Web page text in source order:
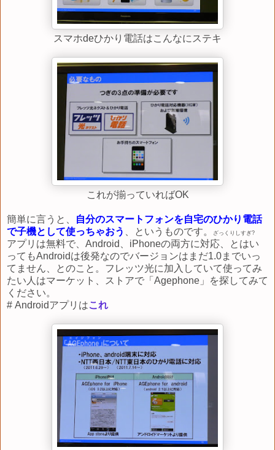
スマホdeひかり電話はこんなにステキ
これが揃っていればOK
簡単に言うと、
自分のスマートフォンを自宅のひかり電話
で子機として使っちゃおう
、というものです。 ざっくりしすぎ?
アプリは無料で、Android、iPhoneの両方に対応、とはい
ってもAndroidは後発なのでバージョンはまだ1.0までいっ
てません、とのこと。フレッツ光に加入していて使ってみ
たい人はマーケット、ストアで「Agephone」を探してみて
ください。
# Androidアプリはこれ